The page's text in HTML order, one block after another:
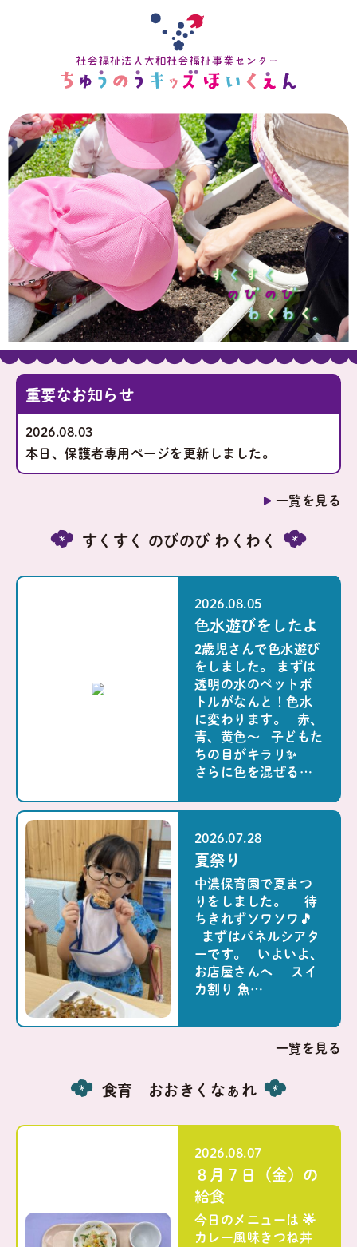
重要なお知らせ
2026.08.03
本日、保護者専用ページを更新しました。
一覧を見る
すくすく のびのび わくわく
2026.08.05
色水遊びをしたよ
2歳児さんで色水遊び
をしました。 まずは
透明の水のペットボ
トルがなんと！色水
に変わります。 赤、
青、黄色～ 子どもた
ちの目がキラリ✨
さらに色を混ぜる…
2026.07.28
夏祭り
中濃保育園で夏まつ
りをしました。 待
ちきれずソワソワ🎵
まずはパネルシアタ
ーです。 いよいよ、
お店屋さんへ スイ
カ割り 魚…
一覧を見る
食育 おおきくなぁれ
2026.08.07
８月７日（金）の
給食
今日のメニューは 🌟
カレー風味きつね丼